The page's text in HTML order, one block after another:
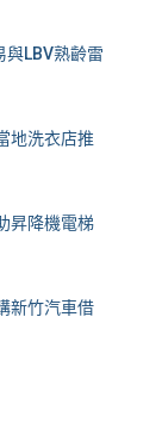
與LBV熟齡雷
地洗衣店推
昇降機電梯
新竹汽車借